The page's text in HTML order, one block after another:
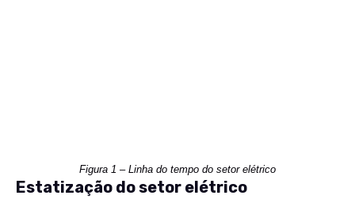
Figura 1 – Linha do tempo do setor elétrico
Estatização do setor elétrico